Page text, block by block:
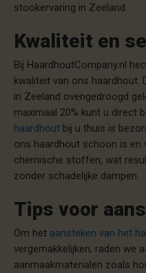
stookervaring in Zeeland.
Kwaliteit en
Bij HaardhoutCompany.nl
kwaliteit van ons haardhout.
in Zeeland ovengedroogd
maximaal 20% kunt u direct
haardhout bij u thuis is
ons haardhout schoon is en
chemische stoffen, wat
zonder schadelijke dampen.
Tips voor
Om het aansteken van het
vergemakkelijken, raden we
aanmaakmaterialen zoals